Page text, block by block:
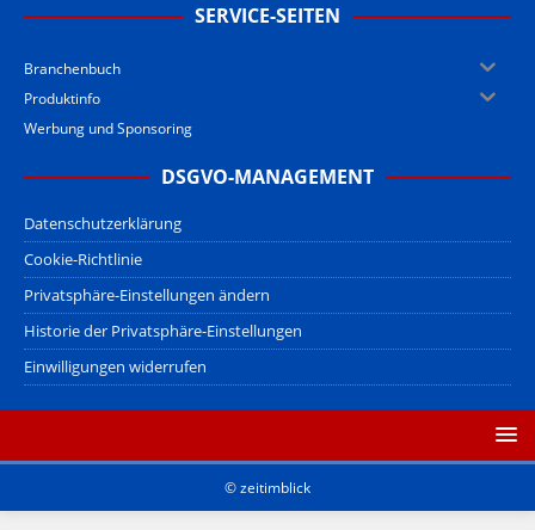
SERVICE-SEITEN
Branchenbuch
Produktinfo
Werbung und Sponsoring
DSGVO-MANAGEMENT
Datenschutzerklärung
Cookie-Richtlinie
Privatsphäre-Einstellungen ändern
Historie der Privatsphäre-Einstellungen
Einwilligungen widerrufen
© zeitimblick